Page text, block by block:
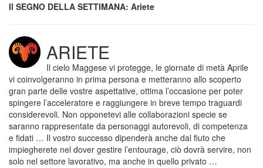
Il SEGNO DELLA SETTIMANA: Ariete
ARIETE
Il cielo Maggese vi protegge, le giornate di metà Aprile
vi coinvolgeranno in prima persona e metteranno allo scoperto
gran parte delle vostre aspettative, ottima l’occasione per poter
spingere l’acceleratore e raggiungere in breve tempo traguardi
considerevoli. Non opponetevi alle collaborazioni specie se
saranno rappresentate da personaggi autorevoli, di competenza
e fidati … Il vostro successo dipenderà anche dal fiuto che
impiegherete nel dover gestire l’entourage, ciò dovrà servire, non
solo nel settore lavorativo, ma anche in quello privato …